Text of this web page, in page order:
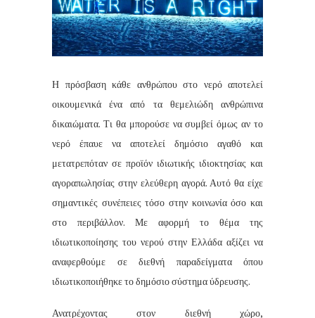
Η πρόσβαση κάθε ανθρώπου στο νερό αποτελεί
οικουμενικά ένα από τα θεμελιώδη ανθρώπινα
δικαιώματα. Τι θα μπορούσε να συμβεί όμως αν το
νερό έπαυε να αποτελεί δημόσιο αγαθό και
μετατρεπόταν σε προϊόν ιδιωτικής ιδιοκτησίας και
αγοραπωλησίας στην ελεύθερη αγορά. Αυτό θα είχε
σημαντικές συνέπειες τόσο στην κοινωνία όσο και
στο περιβάλλον. Με αφορμή το θέμα της
ιδιωτικοποίησης του νερού στην Ελλάδα αξίζει να
αναφερθούμε σε διεθνή παραδείγματα όπου
ιδιωτικοποιήθηκε το δημόσιο σύστημα ύδρευσης.
Ανατρέχοντας στον διεθνή χώρο,